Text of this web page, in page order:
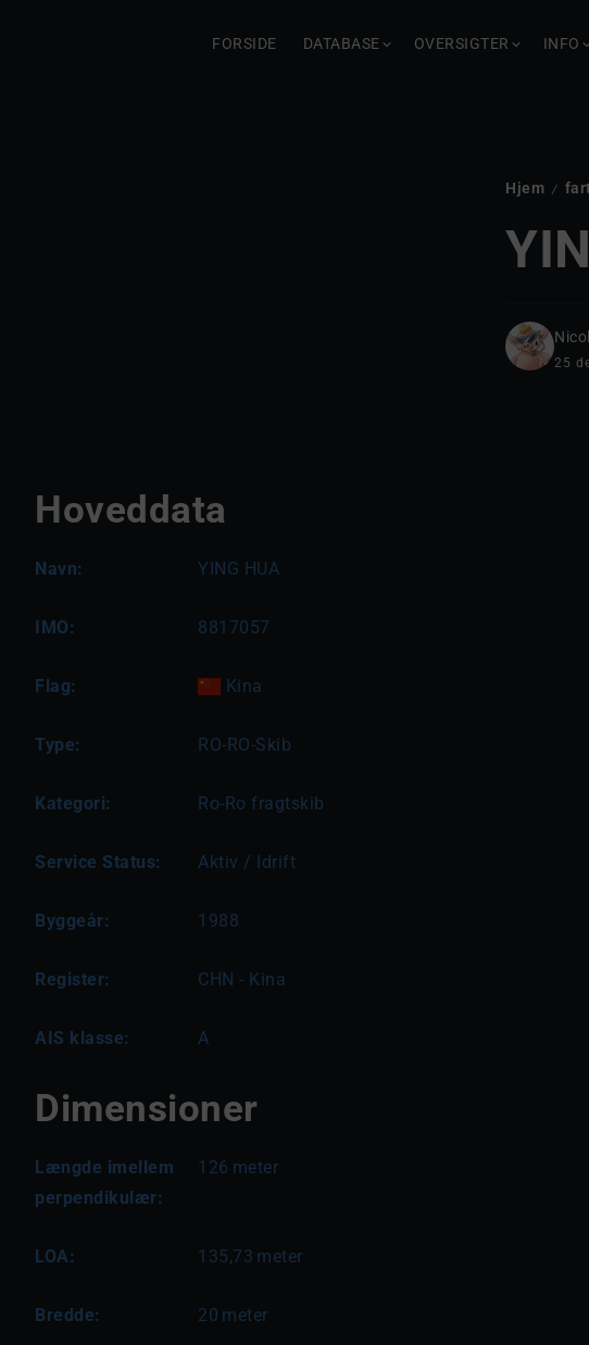
FORSIDE DATABASE OVERSIGTER INFO
Hjem /
25
Hoveddata
Navn: YING HUA
IMO: 8817057
Flag: Kina
Type: RO-RO-Skib
Kategori: Ro-Ro fragtskib
Service Status: Aktiv / Idrift
Byggeår: 1988
Register: CHN - Kina
AIS klasse: A
Dimensioner
Længde imellem
perpendikulær:
126 meter
LOA: 135,73 meter
Bredde: 20 meter